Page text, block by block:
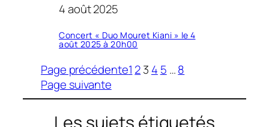
4 août 2025
Concert « Duo Mouret Kiani » le 4
août 2025 à 20h00
Page précédente1 23 4 5 …8
Page suivante